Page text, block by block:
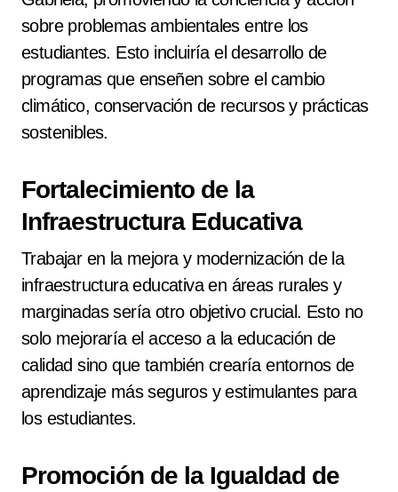
sobre problemas ambientales entre los
estudiantes. Esto incluiría el desarrollo de
programas que enseñen sobre el cambio
climático, conservación de recursos y prácticas
sostenibles.
Fortalecimiento de la
Infraestructura Educativa
Trabajar en la mejora y modernización de la
infraestructura educativa en áreas rurales y
marginadas sería otro objetivo crucial. Esto no
solo mejoraría el acceso a la educación de
calidad sino que también crearía entornos de
aprendizaje más seguros y estimulantes para
los estudiantes.
Promoción de la Igualdad de